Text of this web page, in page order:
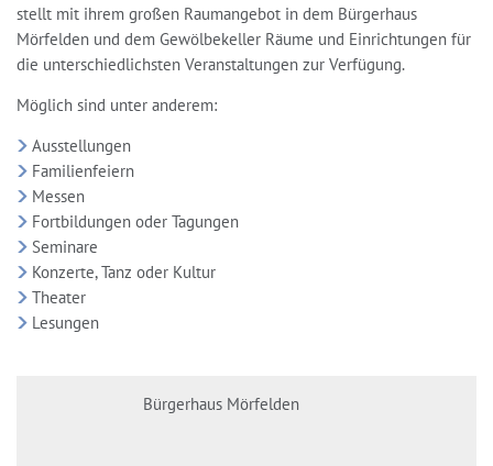
stellt mit ihrem großen Raumangebot in dem Bürgerhaus
Mörfelden und dem Gewölbekeller Räume und Einrichtungen für
die unterschiedlichsten Veranstaltungen zur Verfügung.
Möglich sind unter anderem:
Ausstellungen
Familienfeiern
Messen
Fortbildungen oder Tagungen
Seminare
Konzerte, Tanz oder Kultur
Theater
Lesungen
Bürgerhaus Mörfelden